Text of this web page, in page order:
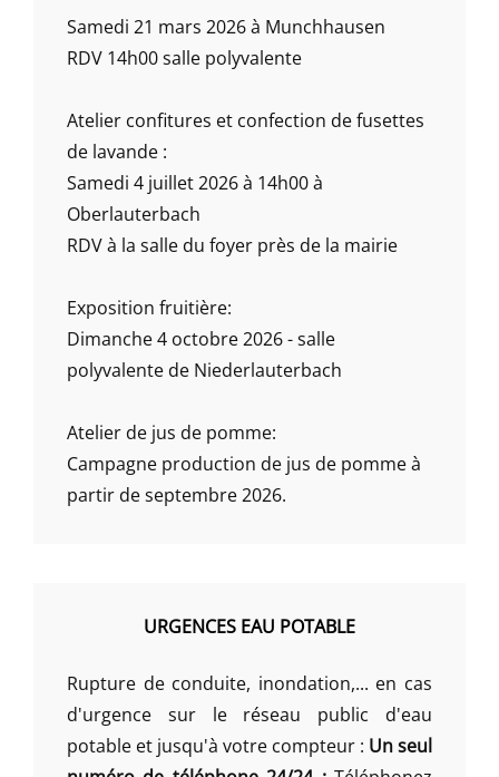
Samedi 21 mars 2026 à Munchhausen
RDV 14h00 salle polyvalente
Atelier confitures et confection de fusettes
de lavande :
Samedi 4 juillet 2026 à 14h00 à
Oberlauterbach
RDV à la salle du foyer près de la mairie
Exposition fruitière:
Dimanche 4 octobre 2026 - salle
polyvalente de Niederlauterbach
Atelier de jus de pomme:
Campagne production de jus de pomme à
partir de septembre 2026.
URGENCES EAU POTABLE
Rupture de conduite, inondation,... en cas
d'urgence sur le réseau public d'eau
potable et jusqu'à votre compteur : Un seul